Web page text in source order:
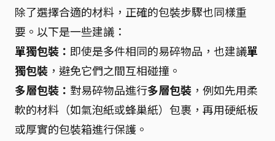
除了選擇合適的材料，正確的包裝步驟也同樣重
要。以下是一些建議：
單獨包裝： 即使是多件相同的易碎物品，也建議單
獨包裝 ，避免它們之間互相碰撞。
多層包裝： 對易碎物品進行多層包裝 ，例如先用柔
軟的材料（如氣泡紙或蜂巢紙）包裹，再用硬紙板
或厚實的包裝箱進行保護。